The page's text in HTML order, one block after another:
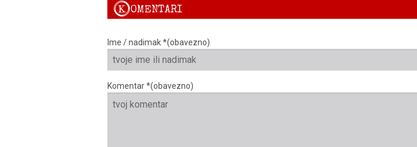
KOMENTARI
Ime / nadimak *(obavezno)
Komentar *(obavezno)